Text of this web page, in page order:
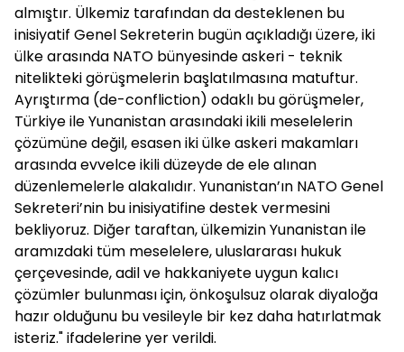
almıştır. Ülkemiz tarafından da desteklenen bu
inisiyatif Genel Sekreterin bugün açıkladığı üzere, iki
ülke arasında NATO bünyesinde askeri - teknik
nitelikteki görüşmelerin başlatılmasına matuftur.
Ayrıştırma (de-confliction) odaklı bu görüşmeler,
Türkiye ile Yunanistan arasındaki ikili meselelerin
çözümüne değil, esasen iki ülke askeri makamları
arasında evvelce ikili düzeyde de ele alınan
düzenlemelerle alakalıdır. Yunanistan’ın NATO Genel
Sekreteri’nin bu inisiyatifine destek vermesini
bekliyoruz. Diğer taraftan, ülkemizin Yunanistan ile
aramızdaki tüm meselelere, uluslararası hukuk
çerçevesinde, adil ve hakkaniyete uygun kalıcı
çözümler bulunması için, önkoşulsuz olarak diyaloğa
hazır olduğunu bu vesileyle bir kez daha hatırlatmak
isteriz." ifadelerine yer verildi.